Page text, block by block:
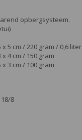
opbergsysteem.
5 cm / 220 gram / 0,6 liter
4 cm / 150 gram
3 cm / 100 gram
8